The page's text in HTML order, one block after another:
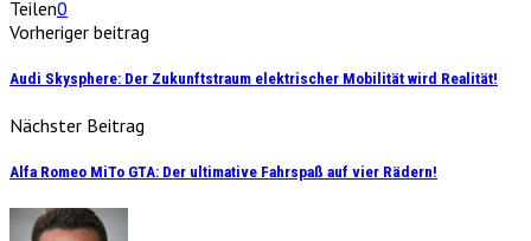
Teilen0
Vorheriger beitrag
Audi Skysphere: Der Zukunftstraum elektrischer Mobilität wird Realität!
Nächster Beitrag
Alfa Romeo MiTo GTA: Der ultimative Fahrspaß auf vier Rädern!